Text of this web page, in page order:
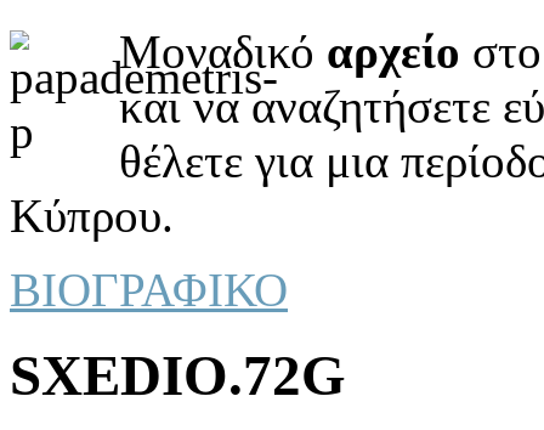
Μοναδικό αρχείο
και να αναζητήσετε
θέλετε για μια
Κύπρου.
ΒΙΟΓΡΑΦΙΚΟ
SXEDIO.72G